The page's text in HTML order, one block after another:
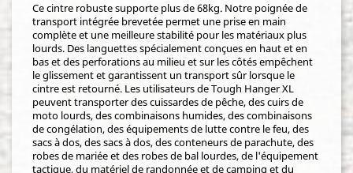
Ce cintre robuste supporte plus de 68kg. Notre poignée de
transport intégrée brevetée permet une prise en main
complète et une meilleure stabilité pour les matériaux plus
lourds. Des languettes spécialement conçues en haut et en
bas et des perforations au milieu et sur les côtés empêchent
le glissement et garantissent un transport sûr lorsque le
cintre est retourné. Les utilisateurs de Tough Hanger XL
peuvent transporter des cuissardes de pêche, des cuirs de
moto lourds, des combinaisons humides, des combinaisons
de congélation, des équipements de lutte contre le feu, des
sacs à dos, des sacs à dos, des conteneurs de parachute, des
robes de mariée et des robes de bal lourdes, de l'équipement
tactique, du matériel de randonnée et de camping et du